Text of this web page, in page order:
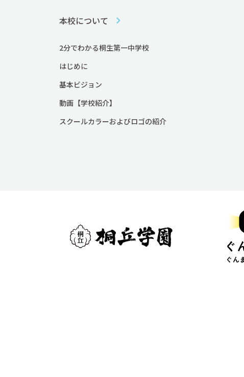
本校について
2分でわかる桐生第一中学校
はじめに
基本ビジョン
動画【学校紹介】
スクールカラーおよびロゴの紹介